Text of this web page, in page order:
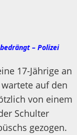
– Polizei
17-Jährige an
auf den
von einem
Schulter
gezogen.